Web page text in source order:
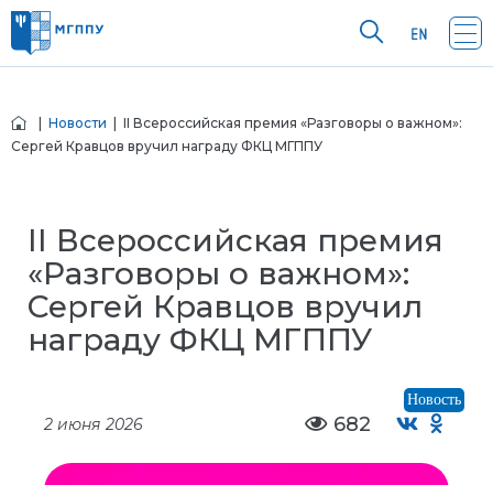
Новости | II Всероссийская премия «Разговоры о важном»:
Сергей Кравцов вручил награду ФКЦ МГППУ
II Всероссийская премия
«Разговоры о важном»:
Сергей Кравцов вручил
награду ФКЦ МГППУ
Новость
2 июня 2026 682